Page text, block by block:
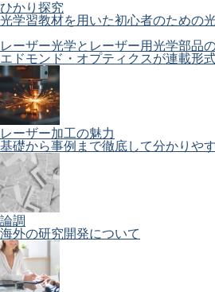
ひかり探究
光学習教材を用いた初心者のための
レーザー光学とレーザー用光学部品
エドモンド・オプティクスが連載形
レーザー加工の魅力
基礎から事例まで徹底して分かりや
論調
海外の研究開発について